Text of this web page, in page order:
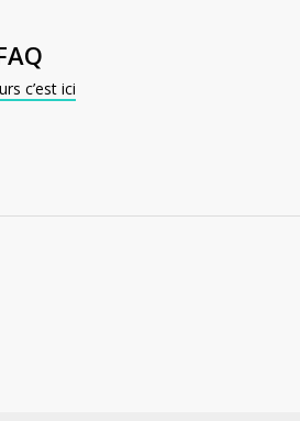
c’est ici